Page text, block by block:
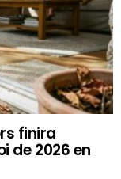
finira
de 2026 en